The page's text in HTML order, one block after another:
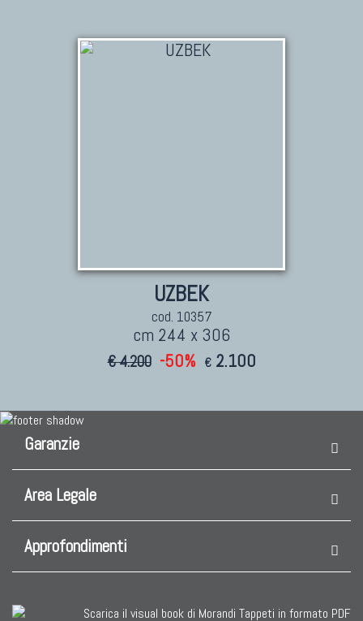
UZBEK
cod. 10357
cm 244 x 306
€ 4.200 -50% € 2.100
Garanzie
Area Legale
Approfondimenti